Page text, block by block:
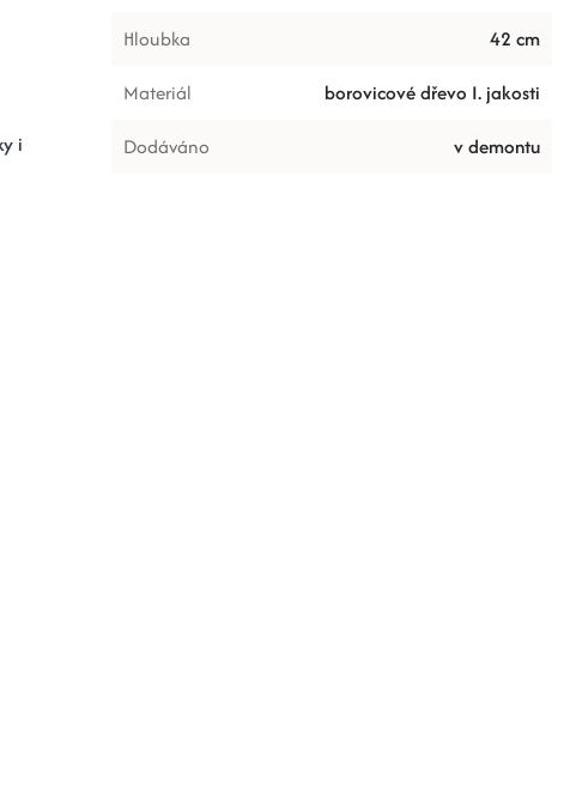
i
Hloubka
42 cm
Materiál
borovicové dřevo I. jakosti
Dodáváno
v demontu